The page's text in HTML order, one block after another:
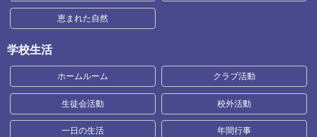
恵まれた自然
学校生活
ホームルーム クラブ活動
生徒会活動 校外活動
一日の生活 年間行事